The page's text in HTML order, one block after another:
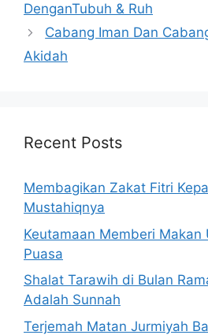
DenganTubuh & Ruh
Cabang Iman Dan
Akidah
Recent Posts
Membagikan Zakat Fitri
Mustahiqnya
Keutamaan Memberi Makan
Puasa
Shalat Tarawih di Bulan
Adalah Sunnah
Terjemah Matan Jurmiyah